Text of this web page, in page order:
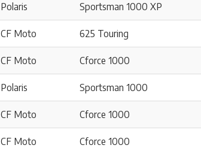
Polaris Sportsman 1000 XP
CF Moto 625 Touring
CF Moto Cforce 1000
Polaris Sportsman 1000
CF Moto Cforce 1000
CF Moto Cforce 1000